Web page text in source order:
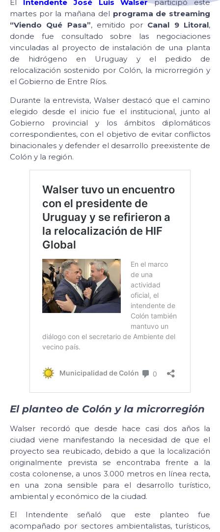
El Intendente José Luis Walserparticipó este
martes por la mañana del programa de streaming
“Viendo Qué Pasa”, emitido por Canal 9 Litoral,
donde fue consultado sobre las negociaciones
vinculadas al proyecto de instalación de una planta
de hidrógeno en Uruguay y el pedido de
relocalización sostenido por Colón, la microrregión y
el Gobierno de Entre Ríos.
Durante la entrevista, Walser destacó que el camino
elegido desde el inicio fue el institucional, junto al
Gobierno provincial y los ámbitos diplomáticos
correspondientes, con el objetivo de evitar conflictos
binacionales y defender el desarrollo preexistente de
Colón y la región.
El planteo de Colón y la microrregión
Walser recordó que desde hace casi dos años la
ciudad viene manifestando la necesidad de que el
proyecto sea reubicado, debido a que la localización
originalmente prevista se encontraba frente a la
costa colonense, a unos 3.000 metros en línea recta,
en una zona sensible para el desarrollo turístico,
ambiental y económico de la ciudad.
El Intendente señaló que este planteo fue
acompañado por sectores ambientalistas, turísticos,